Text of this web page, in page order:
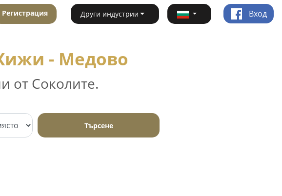
Регистрация Други индустрии Вход
- Медово
от Соколите.
Търсене